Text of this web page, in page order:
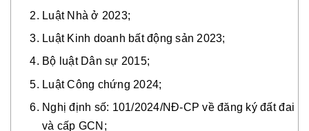
Luật Nhà ở 2023;
Luật Kinh doanh bất động sản 2023;
Bộ luật Dân sự 2015;
Luật Công chứng 2024;
Nghị định số: 101/2024/NĐ-CP về đăng ký đất đai
và cấp GCN;